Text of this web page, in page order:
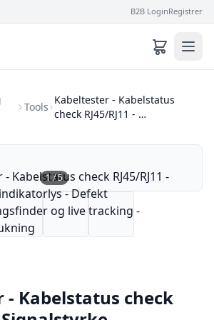
B2B LoginRegistrer
Tools
Kabeltester - Kabelstatus
check RJ45/RJ11 - …
1/5
- Kabelstatus check